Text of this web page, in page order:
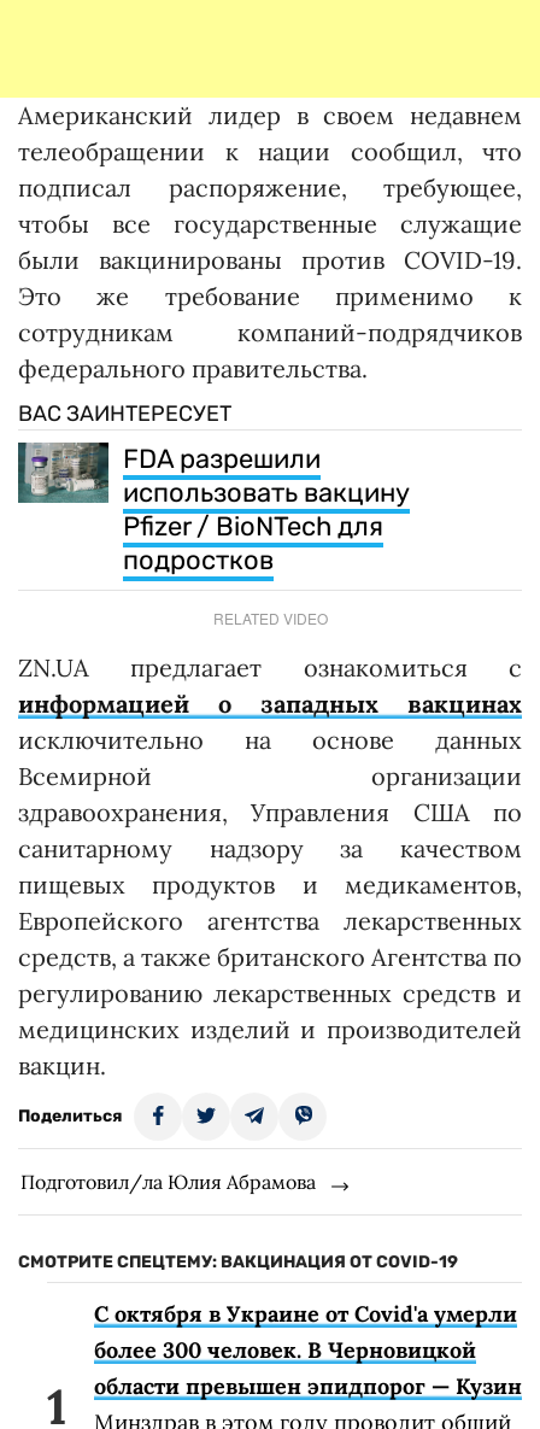
Американский лидер в своем недавнем
телеобращении к нации сообщил, что
подписал распоряжение, требующее,
чтобы все государственные служащие
были вакцинированы против COVID-19.
Это же требование применимо к
сотрудникам компаний-подрядчиков
федерального правительства.
ВАС ЗАИНТЕРЕСУЕТ
FDA разрешили
использовать вакцину
Pfizer / BioNTech для
подростков
RELATED VIDEO
ZN.UA предлагает ознакомиться с
информацией о западных вакцинах
исключительно на основе данных
Всемирной организации
здравоохранения, Управления США по
санитарному надзору за качеством
пищевых продуктов и медикаментов,
Европейского агентства лекарственных
средств, а также британского Агентства по
регулированию лекарственных средств и
медицинских изделий и производителей
вакцин.
Поделиться
Подготовил/ла Юлия Абрамова
СМОТРИТЕ СПЕЦТЕМУ: ВАКЦИНАЦИЯ ОТ COVID-19
С октября в Украине от Covid'а умерли
более 300 человек. В Черновицкой
области превышен эпидпорог — Кузин
Минздрав в этом году проводит общий